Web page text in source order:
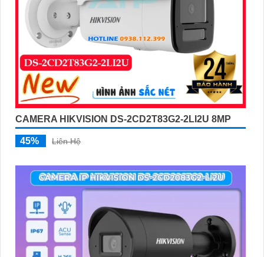
CAMERA HIKVISION DS-2CD2T83G2-2LI2U 8MP
45% Liên Hệ